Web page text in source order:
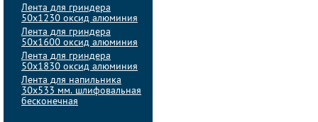
Лента для гриндера
50х1230 оксид алюминия
Лента для гриндера
50х1600 оксид алюминия
Лента для гриндера
50х1830 оксид алюминия
Лента для напильника
30х533 мм. шлифовальная
бесконечная